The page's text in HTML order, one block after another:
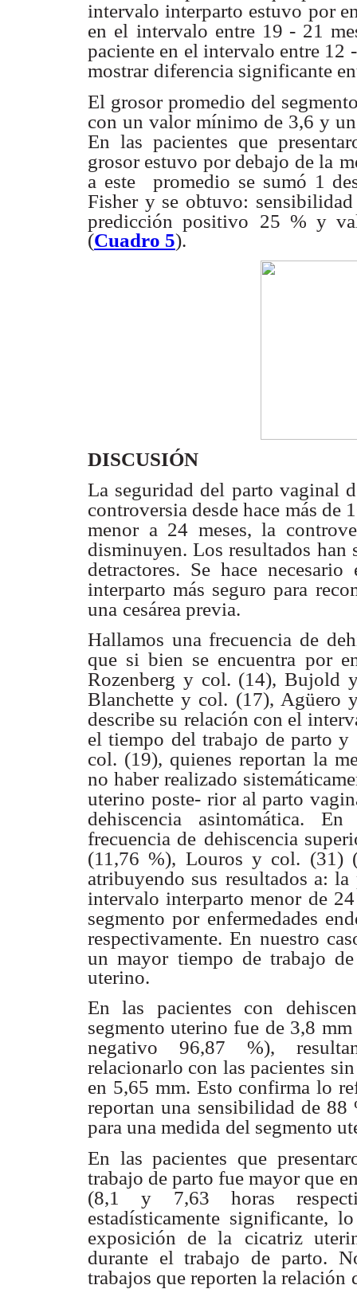
intervalo interparto estuvo por
en el intervalo entre 19 - 21
paciente en el intervalo entre 12 -
mostrar diferencia significante
El grosor promedio del
con un valor mínimo de 3,6 y
En las pacientes que
grosor estuvo por debajo de la
a este
promedio se sumó 1
Fisher y se obtuvo:
predicción positivo 25 % y
(Cuadro 5).
DISCUSIÓN
La seguridad del parto vaginal
controversia desde hace más de
menor a 24 meses, la
disminuyen. Los resultados han
detractores. Se hace necesario
interparto más seguro para
una cesárea previa.
Hallamos una frecuencia de
que si bien se encuentra por
Rozenberg y col. (14), Bujold
Blanchette y col. (17), Agüero
describe su relación con el
el tiempo del trabajo de parto y
col. (19), quienes reportan la
no haber realizado
uterino poste- rior al parto
dehiscencia asintomática. En
frecuencia de dehiscencia
(11,76 %), Louros y col. (31)
atribuyendo sus resultados a:
intervalo interparto menor de
segmento por enfermedades
respectivamente. En nuestro
un mayor tiempo de trabajo
uterino.
En las pacientes con
segmento uterino fue de 3,8
negativo 96,87 %),
relacionarlo con las pacientes sin
en 5,65 mm. Esto confirma lo
reportan una sensibilidad de 88
para una medida del segmento
En las pacientes que
trabajo de parto fue mayor que
(8,1 y
7,63 horas
estadísticamente significante,
exposición de la
cicatriz
durante el trabajo de parto.
trabajos que reporten la relación